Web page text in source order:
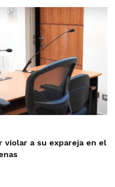
violar a su expareja en el